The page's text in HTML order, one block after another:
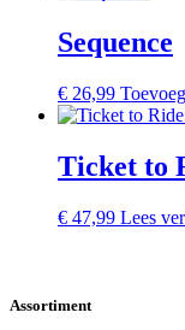
Sequence
€ 26,99
Ticket to
€ 47,99 Lees
Assortiment